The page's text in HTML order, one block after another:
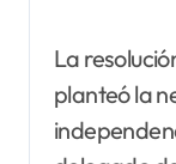
La
planteó la